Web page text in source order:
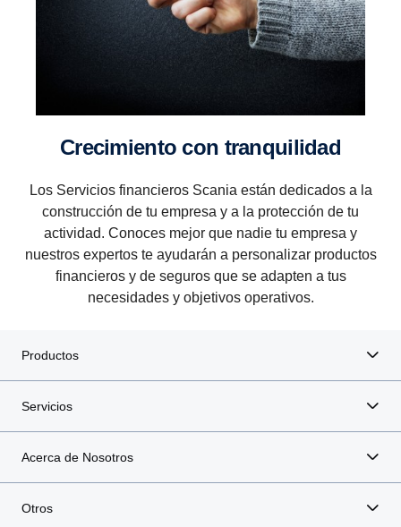
Creci­miento con tranqui­lidad
Los Servicios financieros Scania están dedicados a la
construcción de tu empresa y a la protección de tu
actividad. Conoces mejor que nadie tu empresa y
nuestros expertos te ayudarán a personalizar productos
financieros y de seguros que se adapten a tus
necesidades y objetivos operativos.
Productos
Servicios
Acerca de Nosotros
Otros